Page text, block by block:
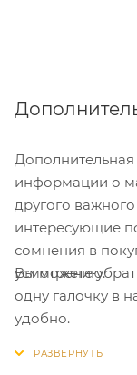
информации о
другого
интересующие
сомнения в
усмотрению.
Вы можете
одну галочку в
удобно.